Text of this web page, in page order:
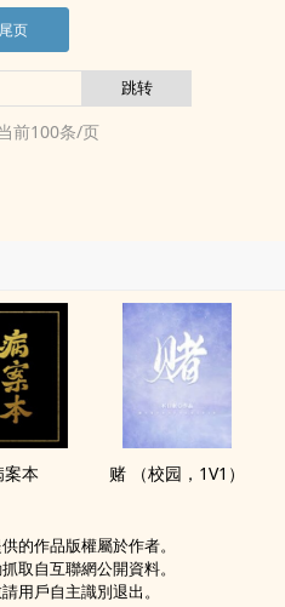
尾页
前100条/页
案本 赌 （校园，1V1）
的作品版權屬於作者。
取自互聯網公開資料。
用戶自主識別退出。